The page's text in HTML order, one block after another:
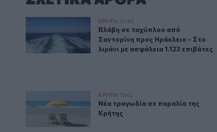
Βλάβη σε ταχύπλοο από Σαντορίνη προς Ηράκλειο -
ΚΡΗΤΗ 12:46
Βλάβη σε ταχύπλοο από
Βλάβη σε ταχύπλοο από
Σαντορίνη προς Ηράκλειο - Στο
λιμάνι με ασφάλεια 1.123 επιβάτες
Νέα τραγωδία σε παραλία της Κρήτης
ΚΡΗΤΗ 11:42
Νέα τραγωδία σε παραλία της
Νέα τραγωδία σε παραλία της
Κρήτης